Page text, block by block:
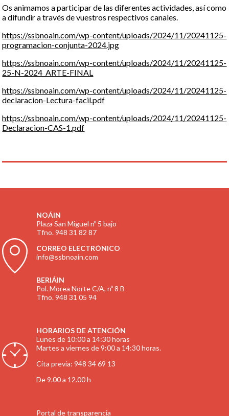
Os animamos a participar de las diferentes actividades, así como
a difundir a través de vuestros respectivos canales.
https://ssbnoain.com/wp-content/uploads/2024/11/20241125-
programacion-conjunta-2024.jpg
https://ssbnoain.com/wp-content/uploads/2024/11/20241125-
25-N-2024_ARTE-FINAL
https://ssbnoain.com/wp-content/uploads/2024/11/20241125-
declaracion-Lectura-facil.pdf
https://ssbnoain.com/wp-content/uploads/2024/11/20241125-
Declaracion-CAS-1.pdf
NOÁIN
Plaza San Miguel nº 5 bajo
Tfno. 948 31 82 87
CORREO ELECTRÓNICO
info@ssbnoain.com
BERIÁIN
Pol. Morea Norte C/A, nº 8 B
Tfno. 948 31 05 94
HORARIOS DE ATENCIÓN
Lunes de 10:00 a 14:30 horas
Martes a viernes de 9:00 a 14:30 horas.
Cita previa: 948 34 69 13
De 9.00 a 12.00 h
Portal de transparencia